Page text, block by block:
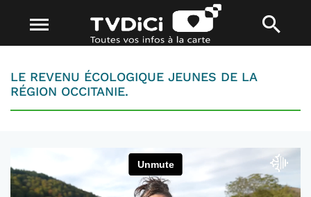
LE REVENU ÉCOLOGIQUE JEUNES DE LA
RÉGION OCCITANIE.